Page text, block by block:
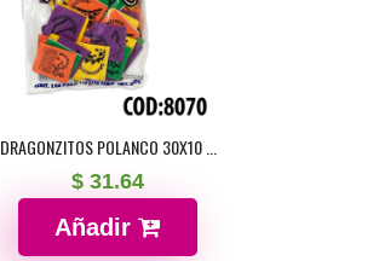
DRAGONZITOS POLANCO 30X10 ...
$ 31.64
Añadir